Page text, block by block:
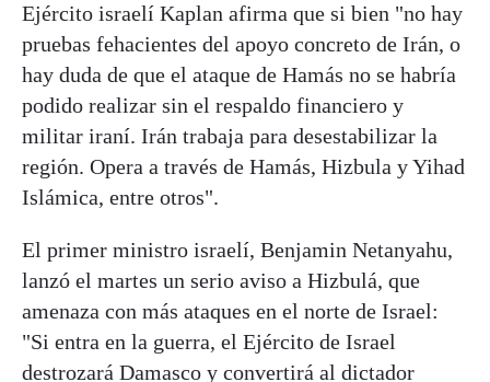
Ejército israelí Kaplan afirma que si bien "no hay
pruebas fehacientes del apoyo concreto de Irán, o
hay duda de que el ataque de Hamás no se habría
podido realizar sin el respaldo financiero y
militar iraní. Irán trabaja para desestabilizar la
región. Opera a través de Hamás, Hizbula y Yihad
Islámica, entre otros".
El primer ministro israelí, Benjamin Netanyahu,
lanzó el martes un serio aviso a Hizbulá, que
amenaza con más ataques en el norte de Israel:
"Si entra en la guerra, el Ejército de Israel
destrozará Damasco y convertirá al dictador